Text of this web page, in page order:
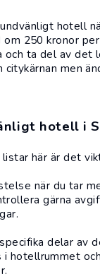
hotell
om 250 kronor
ta del av det
men
hotell i
här är det
när du tar
gärna
delar av
hotellrummet